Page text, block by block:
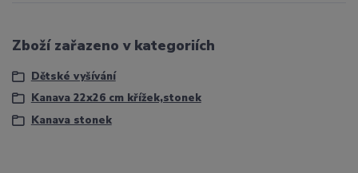
Zboží zařazeno v kategoriích
Dětské vyšívání
Kanava 22x26 cm křížek,stonek
Kanava stonek